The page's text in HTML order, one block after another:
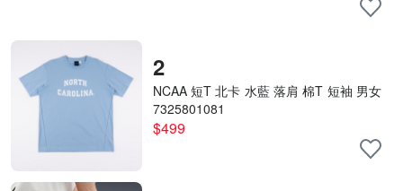
2
NCAA 短T 北卡 水藍 落肩 棉T 短袖 男女
7325801081
$499